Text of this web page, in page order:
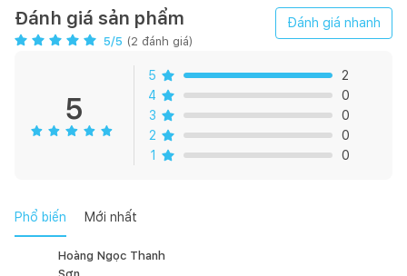
không nên vắt khô để tăng tuổi thọ cho ruột.
Đánh giá sản phẩm
5/5 (2 đánh giá)
Đánh giá nhanh
5
5
2
4
0
3
0
2
0
1
0
Phổ biến Mới nhất
Hoàng Ngọc Thanh